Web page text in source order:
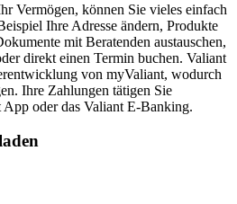
Vermögen, können Sie vieles einfach
Ihre Adresse ändern, Produkte
mit Beratenden austauschen,
direkt einen Termin buchen. Valiant
von myValiant, wodurch
Ihre Zahlungen tätigen Sie
oder das Valiant E-Banking.